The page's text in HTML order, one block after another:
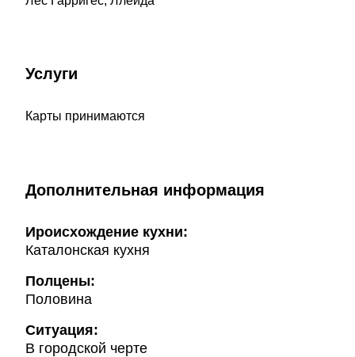
Услуги
Карты принимаются
Дополнительная информация
Ироисхождение кухни:
Каталонская кухня
Полцены:
Половина
Ситуация:
В городской черте